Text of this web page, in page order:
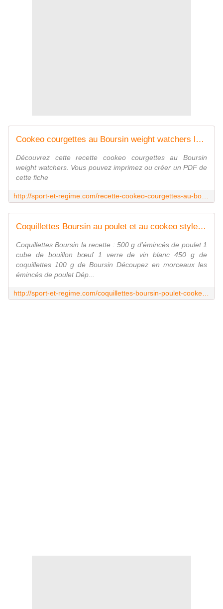
Cookeo courgettes au Boursin weight watchers la fiche |
Découvrez cette recette cookeo courgettes au Boursin
weight watchers. Vous pouvez imprimez ou créer un PDF de
cette fiche
Coquillettes Boursin au poulet et au cookeo style weight watchers |
Coquillettes Boursin la recette : 500 g d'émincés de poulet 1
cube de bouillon bœuf 1 verre de vin blanc 450 g de
coquillettes 100 g de Boursin Découpez en morceaux les
émincés de poulet Dép...